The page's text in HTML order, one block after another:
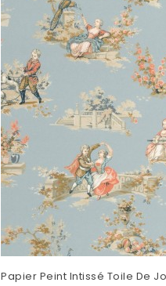
Papier Peint Intissé Toile De